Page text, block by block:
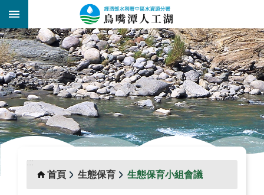
跳到主要內容區塊
::: _
:::
首頁
生態保育 生態保育小組會議